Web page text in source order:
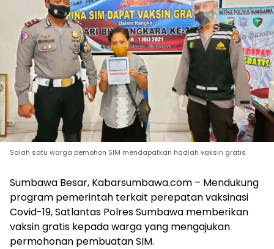
Salah satu warga pemohon SIM mendapatkan hadiah vaksin gratis
Sumbawa Besar, Kabarsumbawa.com – Mendukung
program pemerintah terkait perepatan vaksinasi
Covid-19, Satlantas Polres Sumbawa memberikan
vaksin gratis kepada warga yang mengajukan
permohonan pembuatan SIM.